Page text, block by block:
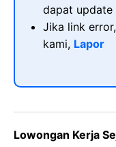
dapat update
Jika link
kami, Lapor
Lowongan Kerja